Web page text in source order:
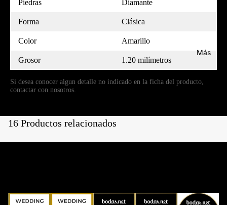
Más
Piedras Diamante
Forma Clásica
Color Amarillo
Grosor 1.20 milímetros
Si desea conocer algun detalle no indicado en la ficha del producto,
contactar con nosotros.
16 Productos relacionados